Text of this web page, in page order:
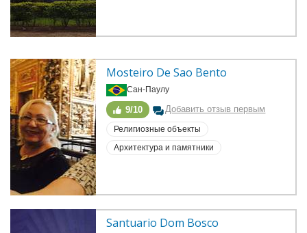
Mosteiro De Sao Bento
Сан-Паулу
9/10 Добавить отзыв первым
Религиозные объекты
Архитектура и памятники
Santuario Dom Bosco